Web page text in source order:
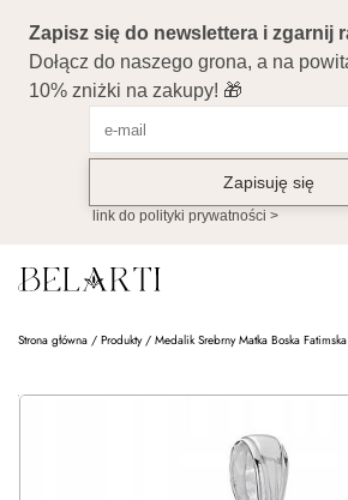
Strona główna / Produkty/ Medalik Srebrny Matka Boska Fatimska